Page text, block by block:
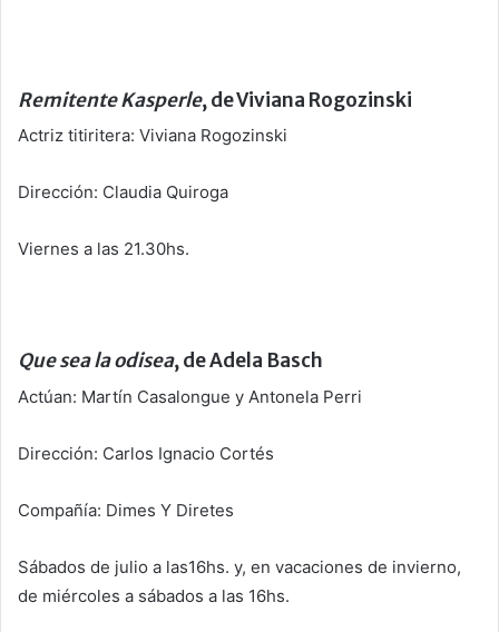
Remitente Kasperle, de Viviana Rogozinski
Actriz titiritera: Viviana Rogozinski
Dirección: Claudia Quiroga
Viernes a las 21.30hs.
Que sea la odisea, de Adela Basch
Actúan: Martín Casalongue y Antonela Perri
Dirección: Carlos Ignacio Cortés
Compañía: Dimes Y Diretes
Sábados de julio a las16hs. y, en vacaciones de invierno,
de miércoles a sábados a las 16hs.